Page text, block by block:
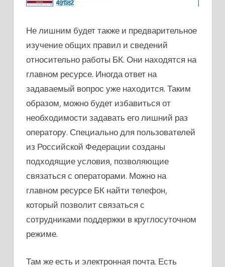
Не лишним будет также и предварительное
изучение общих правил и сведений
относительно работы БК. Они находятся на
главном ресурсе. Иногда ответ на
задаваемый вопрос уже находится. Таким
образом, можно будет избавиться от
необходимости задавать его лишний раз
оператору. Специально для пользователей
из Российской Федерации созданы
подходящие условия, позволяющие
связаться с операторами. Можно на
главном ресурсе БК найти телефон,
который позволит связаться с
сотрудниками поддержки в круглосуточном
режиме.
Там же есть и электронная почта. Есть